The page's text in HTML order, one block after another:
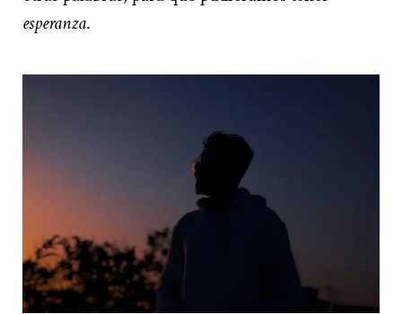
esperanza.